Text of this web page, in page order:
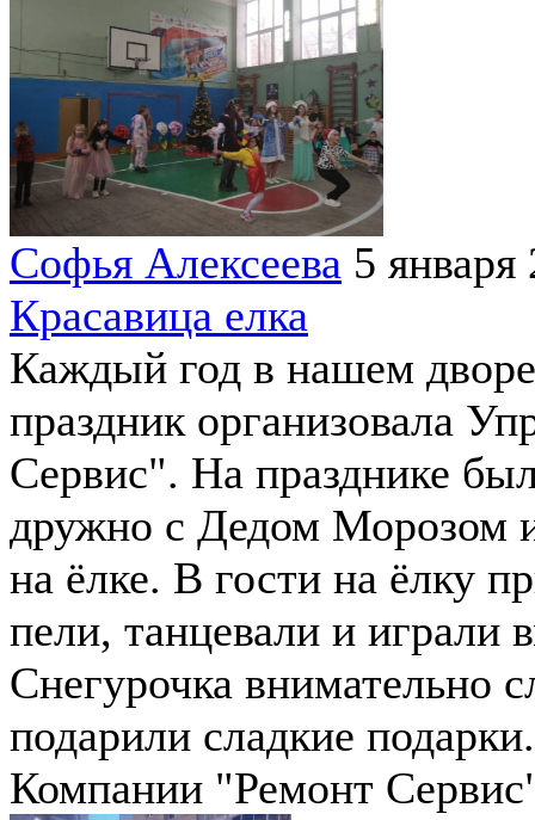
Софья Алексеева 5 января
Красавица елка
Каждый год в нашем
праздник организовала
Сервис". На празднике
дружно с Дедом Морозом
на ёлке. В гости на ёлку
пели, танцевали и
Снегурочка внимательно
подарили сладкие
Компании "Ремонт